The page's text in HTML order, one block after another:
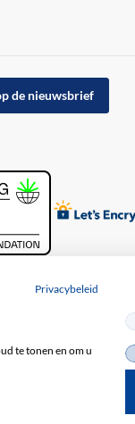
de nieuwsbrief
Privacybeleid
te tonen en om u